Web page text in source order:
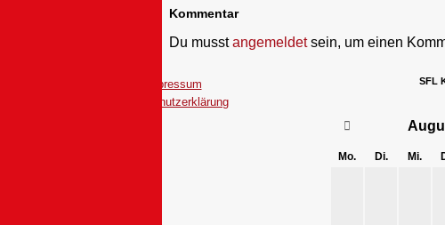
Kommentar
Du musstangemeldetsein, um einen
Impressum
Datenschutzerklärung
SFL
Mo. Di. Mi.